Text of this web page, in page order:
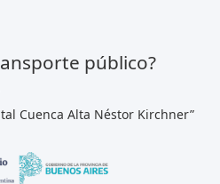
público?
Cuenca Alta Néstor Kirchner”